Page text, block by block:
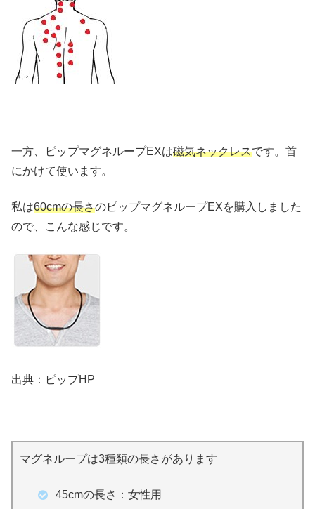
一方、ピップマグネループEXは磁気ネックレスです。首
にかけて使います。
私は60cmの長さのピップマグネループEXを購入しました
ので、こんな感じです。
出典：ピップHP
マグネループは3種類の長さがあります
45cmの長さ：女性用